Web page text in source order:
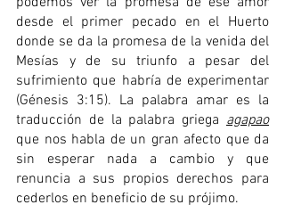
desde el primer pecado en el Huerto
donde se da la promesa de la venida del
Mesías y de su triunfo a pesar del
sufrimiento que habría de experimentar
(Génesis 3:15). La palabra amar es la
traducción de la palabra griega agapao
que nos habla de un gran afecto que da
sin esperar nada a cambio y que
renuncia a sus propios derechos para
cederlos en beneficio de su prójimo.